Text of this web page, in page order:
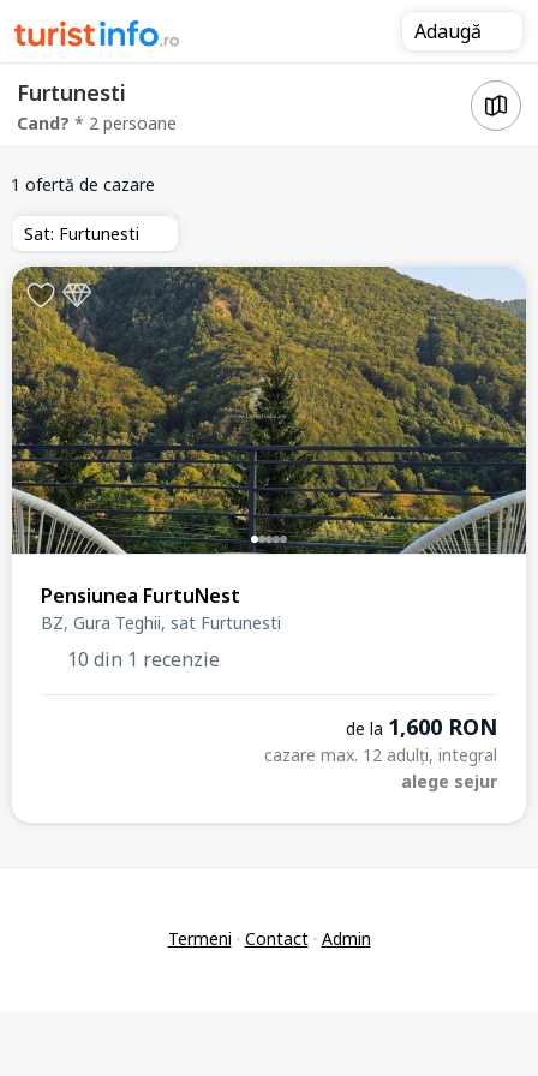
Adaugă
Furtunesti
Cand? * 2 persoane
1 ofertă de cazare
Sat: Furtunesti
Pensiunea FurtuNest
BZ, Gura Teghii, sat Furtunesti
10 din 1 recenzie
de la 1,600 RON
cazare max. 12 adulți, integral
alege sejur
Termeni · Contact· Admin